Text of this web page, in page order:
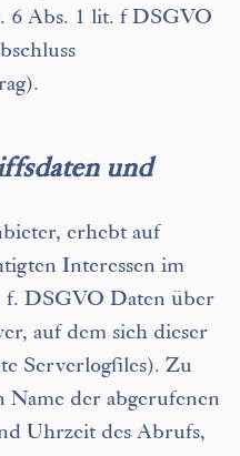
6 Abs. 1 lit. f DSGVO
und
erhebt auf
Interessen im
f. DSGVO Daten über
auf dem sich dieser
Serverlogfiles). Zu
Name der abgerufenen
Uhrzeit des Abrufs,